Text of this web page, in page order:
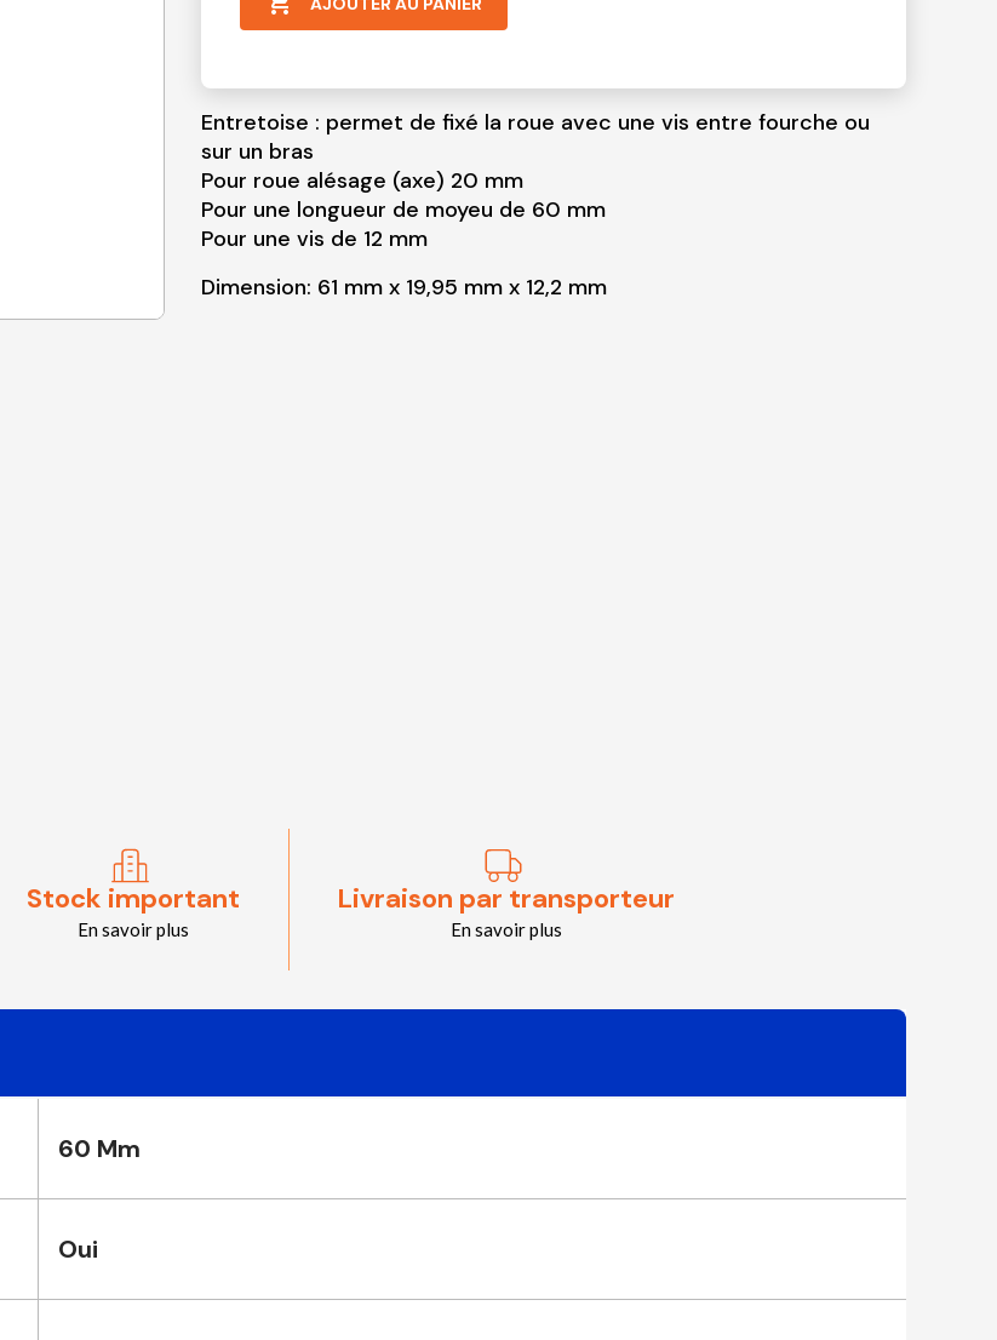
Entretoise : permet de fixé la roue avec une vis entre fourche ou
sur un bras
Pour roue alésage (axe) 20 mm
Pour une longueur de moyeu de 60 mm
Pour une vis de 12 mm
Dimension: 61 mm x 19,95 mm x 12,2 mm
Stock important
En savoir plus
Livraison par transporteur
En savoir plus
60 Mm
Oui